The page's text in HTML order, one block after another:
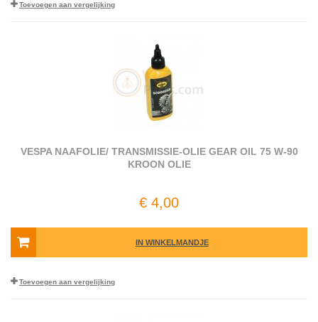
Toevoegen aan vergelijking
VESPA NAAFOLIE/ TRANSMISSIE-OLIE GEAR OIL 75 W-90
KROON OLIE
€ 4,00
IN WINKELMANDJE
Toevoegen aan vergelijking